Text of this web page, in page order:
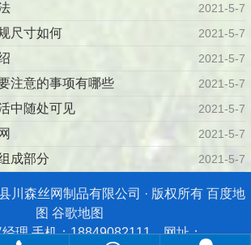
2021-5-7
尺寸如何 2021-5-7
2021-5-7
注意的事项有哪些 2021-5-7
中随处可见 2021-5-7
2021-5-7
成部分 2021-5-7
川森丝网制品有限公司 · 版权所有百度地
图 谷歌地图
经理 手机：18849082111 网址：